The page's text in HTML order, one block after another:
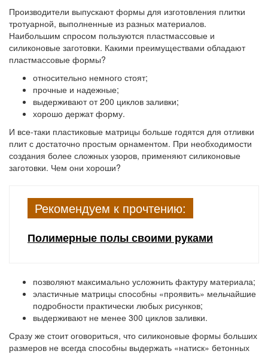
Производители выпускают формы для изготовления плитки
тротуарной, выполненные из разных материалов.
Наибольшим спросом пользуются пластмассовые и
силиконовые заготовки. Какими преимуществами обладают
пластмассовые формы?
относительно немного стоят;
прочные и надежные;
выдерживают от 200 циклов заливки;
хорошо держат форму.
И все-таки пластиковые матрицы больше годятся для отливки
плит с достаточно простым орнаментом. При необходимости
создания более сложных узоров, применяют силиконовые
заготовки. Чем они хороши?
Рекомендуем к прочтению:
Полимерные полы своими руками
позволяют максимально усложнить фактуру материала;
эластичные матрицы способны «проявить» мельчайшие
подробности практически любых рисунков;
выдерживают не менее 300 циклов заливки.
Сразу же стоит оговориться, что силиконовые формы больших
размеров не всегда способны выдержать «натиск» бетонных